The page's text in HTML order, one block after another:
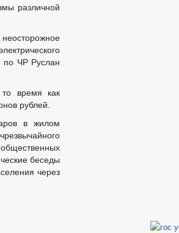
различной
по ЧР Руслан
время как
рублей.
в жилом
общественных
беседы
через